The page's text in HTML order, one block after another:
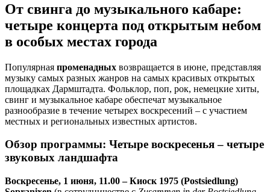
От свинга до музыкального кабаре:
четыре концерта под открытым небом
в особых местах города
Популярная променадных возвращается в июне, представляя
музыку самых разных жанров на самых красивых открытых
площадках Дармштадта. Фольклор, поп, рок, немецкие хиты,
свинг и музыкальное кабаре обеспечат музыкальное
разнообразие в течение четырех воскресений – с участием
местных и региональных известных артистов.
Обзор программы: Четыре воскресенья – четыре
звуковых ландшафта
Воскресенье, 1 июня, 11.00 – Киоск 1975 (Postsiedlung)